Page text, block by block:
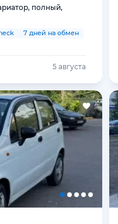
полный,
7 дней на обмен
5 августа